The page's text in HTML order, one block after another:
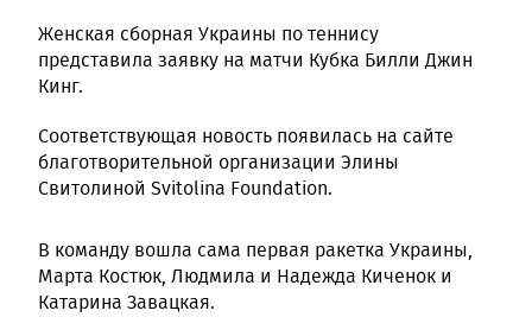
Женская сборная Украины по теннису
представила заявку на матчи Кубка Билли Джин
Кинг.
Соответствующая новость появилась на сайте
благотворительной организации Элины
Свитолиной Svitolina Foundation.
В команду вошла сама первая ракетка Украины,
Марта Костюк, Людмила и Надежда Киченок и
Катарина Завацкая.